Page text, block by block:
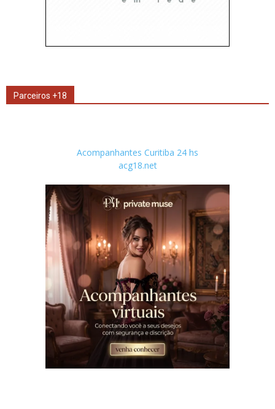
Parceiros +18
Acompanhantes Curitiba 24 hs
acg18.net